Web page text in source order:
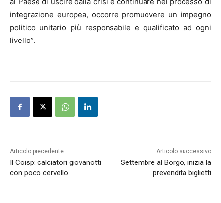
integrazione europea, occorre promuovere un impegno
politico unitario più responsabile e qualificato ad ogni
livello”.
Articolo precedente
Il Coisp: calciatori giovanotti
con poco cervello
Articolo successivo
Settembre al Borgo, inizia la
prevendita biglietti